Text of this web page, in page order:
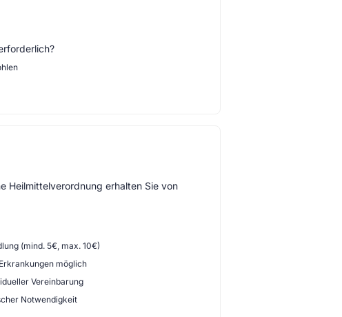
Heilmittelverordnung erhalten Sie von
(mind. 5€, max. 10€)
möglich
Vereinbarung
Notwendigkeit